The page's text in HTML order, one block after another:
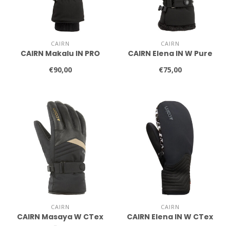
CAIRN
CAIRN Makalu IN PRO
€90,00
CAIRN
CAIRN Elena IN W Pure
€75,00
CAIRN
CAIRN Masaya W CTex
CAIRN
CAIRN Elena IN W CTex